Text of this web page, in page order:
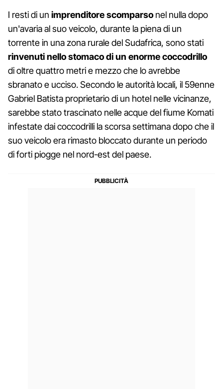
I resti di un imprenditore scomparso nel nulla dopo
un'avaria al suo veicolo, durante la piena di un
torrente in una zona rurale del Sudafrica, sono stati
rinvenuti nello stomaco di un enorme coccodrillo
di oltre quattro metri e mezzo che lo avrebbe
sbranato e ucciso. Secondo le autorità locali, il 59enne
Gabriel Batista proprietario di un hotel nelle vicinanze,
sarebbe stato trascinato nelle acque del fiume Komati
infestate dai coccodrilli la scorsa settimana dopo che il
suo veicolo era rimasto bloccato durante un periodo
di forti piogge nel nord-est del paese.